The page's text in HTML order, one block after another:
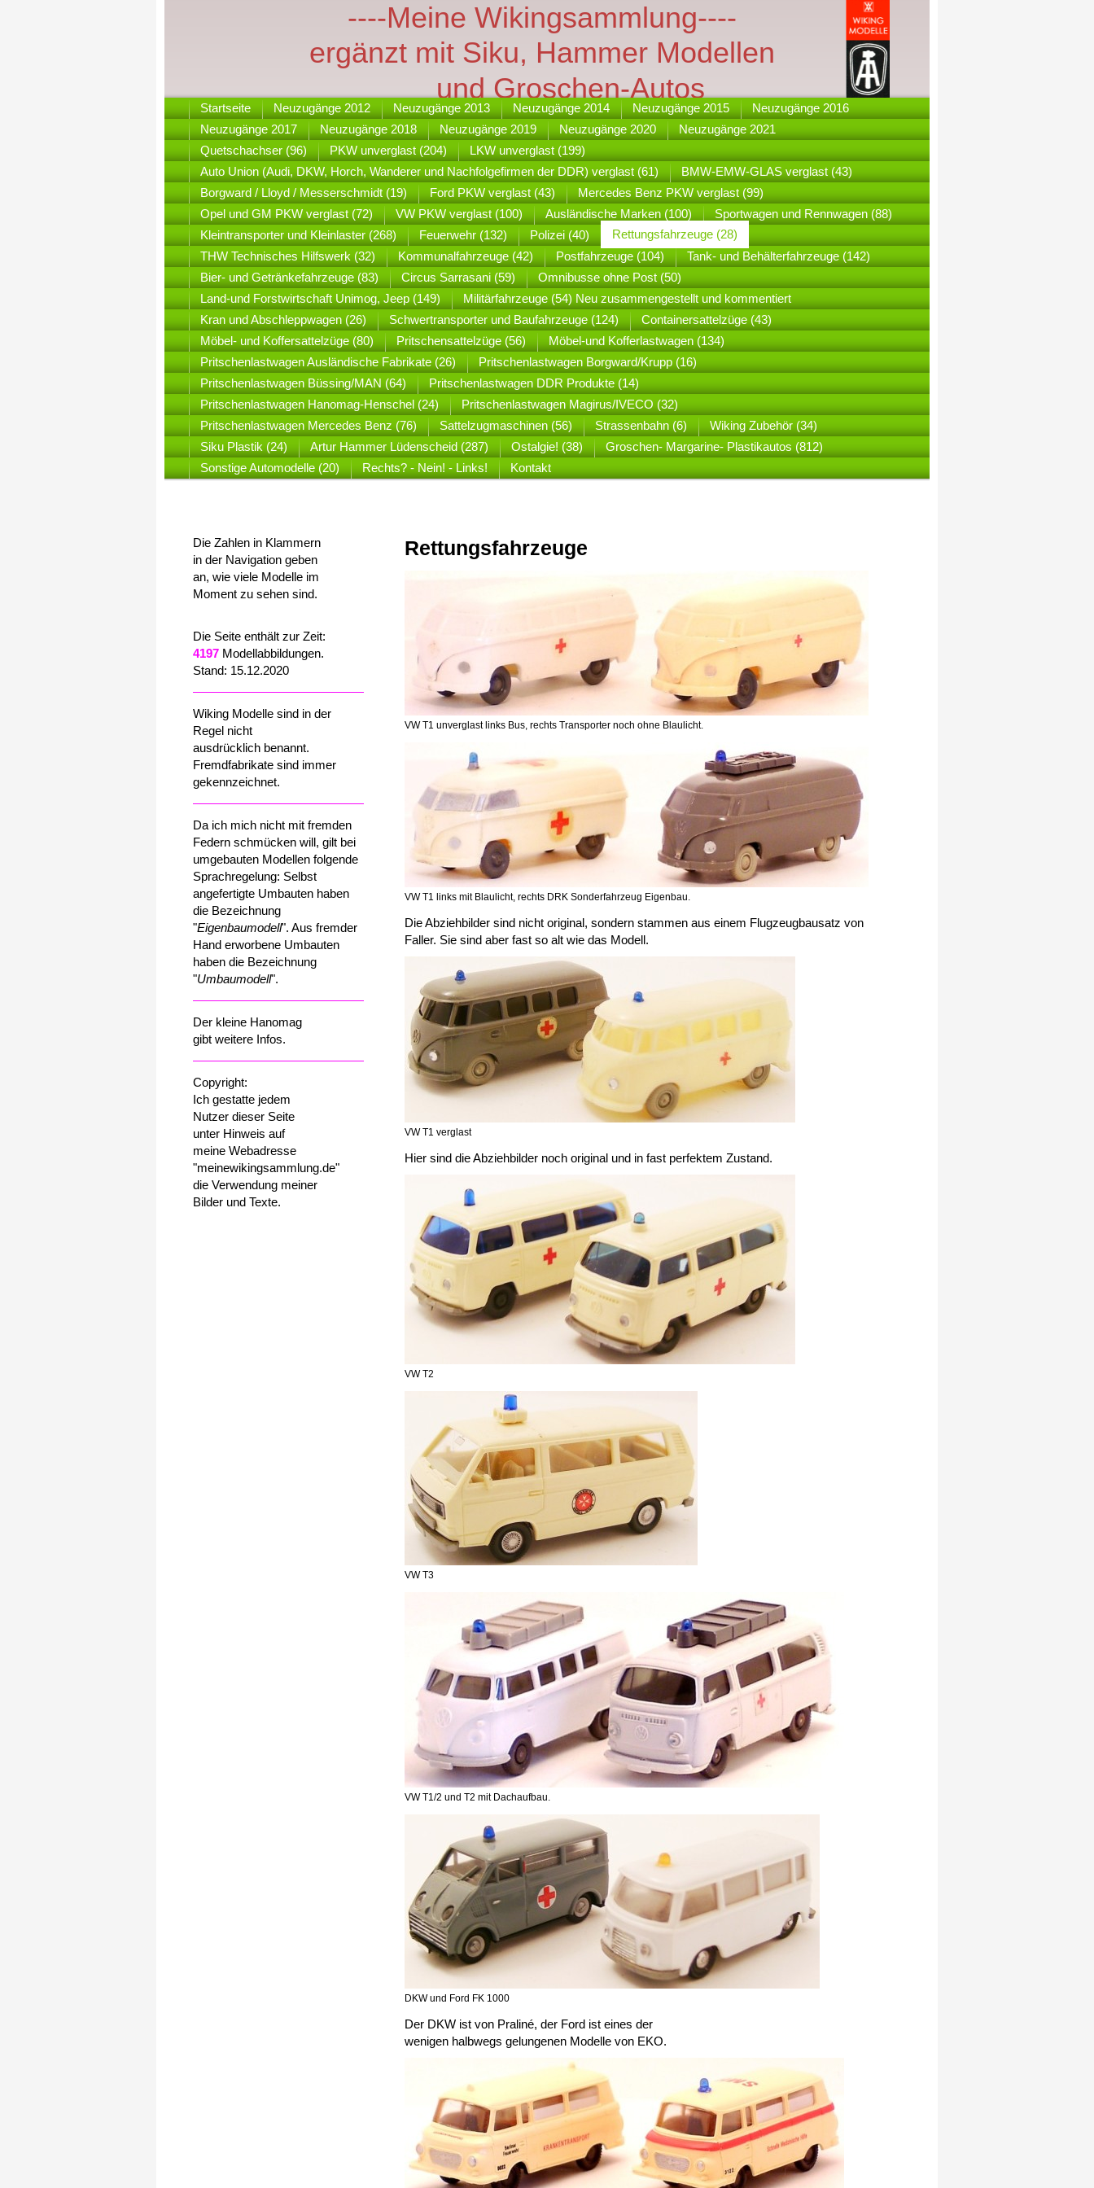
----Meine Wikingsammlung----
ergänzt mit Siku, Hammer Modellen
und Groschen-Autos
Startseite Neuzugänge 2012 Neuzugänge 2013 Neuzugänge 2014 Neuzugänge 2015
Neuzugänge 2016
Neuzugänge 2017
Neuzugänge 2018 Neuzugänge 2019 Neuzugänge 2020
Neuzugänge 2021
Quetschachser (96)
PKW unverglast (204)
LKW unverglast (199)
Auto Union (Audi, DKW, Horch, Wanderer und Nachfolgefirmen der DDR) verglast (61)
BMW-EMW-GLAS verglast (43)
Borgward / Lloyd / Messerschmidt (19)
Ford PKW verglast (43)
Mercedes Benz PKW verglast (99)
Opel und GM PKW verglast (72)
VW PKW verglast (100) Ausländische Marken (100)
Sportwagen und Rennwagen (88)
Kleintransporter und Kleinlaster (268)
Feuerwehr (132) Polizei (40)
Rettungsfahrzeuge (28)
THW Technisches Hilfswerk (32)
Kommunalfahrzeuge (42) Postfahrzeuge (104)
Tank- und Behälterfahrzeuge (142)
Bier- und Getränkefahrzeuge (83)
Circus Sarrasani (59)
Omnibusse ohne Post (50)
Land-und Forstwirtschaft Unimog, Jeep (149)
Militärfahrzeuge (54) Neu zusammengestellt und kommentiert
Kran und Abschleppwagen (26)
Schwertransporter und Baufahrzeuge (124)
Containersattelzüge (43)
Möbel- und Koffersattelzüge (80)
Pritschensattelzüge (56)
Möbel-und Kofferlastwagen (134)
Pritschenlastwagen Ausländische Fabrikate (26)
Pritschenlastwagen Borgward/Krupp (16)
Pritschenlastwagen Büssing/MAN (64)
Pritschenlastwagen DDR Produkte (14)
Pritschenlastwagen Hanomag-Henschel (24)
Pritschenlastwagen Magirus/IVECO (32)
Pritschenlastwagen Mercedes Benz (76)
Sattelzugmaschinen (56) Strassenbahn (6)
Wiking Zubehör (34)
Siku Plastik (24)
Artur Hammer Lüdenscheid (287) Ostalgie! (38)
Groschen- Margarine- Plastikautos (812)
Sonstige Automodelle (20)
Rechts? - Nein! - Links! Kontakt
Die Zahlen in Klammern
in der Navigation geben
an, wie viele Modelle im
Moment zu sehen sind.
Die Seite enthält zur Zeit:
4197 Modellabbildungen.
Stand: 15.12.2020
Wiking Modelle sind in der
Regel nicht
ausdrücklich benannt.
Fremdfabrikate sind immer
gekennzeichnet.
Da ich mich nicht mit fremden
Federn schmücken will, gilt bei
umgebauten Modellen folgende
Sprachregelung: Selbst
angefertigte Umbauten haben
die Bezeichnung
"Eigenbaumodell". Aus fremder
Hand erworbene Umbauten
haben die Bezeichnung
"Umbaumodell".
Der kleine Hanomag
gibt weitere Infos.
Copyright:
Ich gestatte jedem
Nutzer dieser Seite
unter Hinweis auf
meine Webadresse
"meinewikingsammlung.de"
die Verwendung meiner
Bilder und Texte.
Rettungsfahrzeuge
VW T1 unverglast links Bus, rechts Transporter noch ohne Blaulicht.
VW T1 links mit Blaulicht, rechts DRK Sonderfahrzeug Eigenbau.
Die Abziehbilder sind nicht original, sondern stammen aus einem Flugzeugbausatz von
Faller. Sie sind aber fast so alt wie das Modell.
VW T1 verglast
Hier sind die Abziehbilder noch original und in fast perfektem Zustand.
VW T2
VW T3
VW T1/2 und T2 mit Dachaufbau.
DKW und Ford FK 1000
Der DKW ist von Praliné, der Ford ist eines der
wenigen halbwegs gelungenen Modelle von EKO.